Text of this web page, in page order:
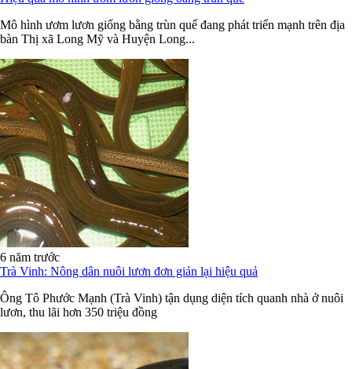
Mô hình ươm lươn giống bằng trùn quế đang phát triển mạnh trên địa
bàn Thị xã Long Mỹ và Huyện Long...
6 năm trước
Trà Vinh: Nông dân nuôi lươn đơn giản lại hiệu quả
Ông Tô Phước Mạnh (Trà Vinh) tận dụng diện tích quanh nhà ở nuôi
lươn, thu lãi hơn 350 triệu đồng